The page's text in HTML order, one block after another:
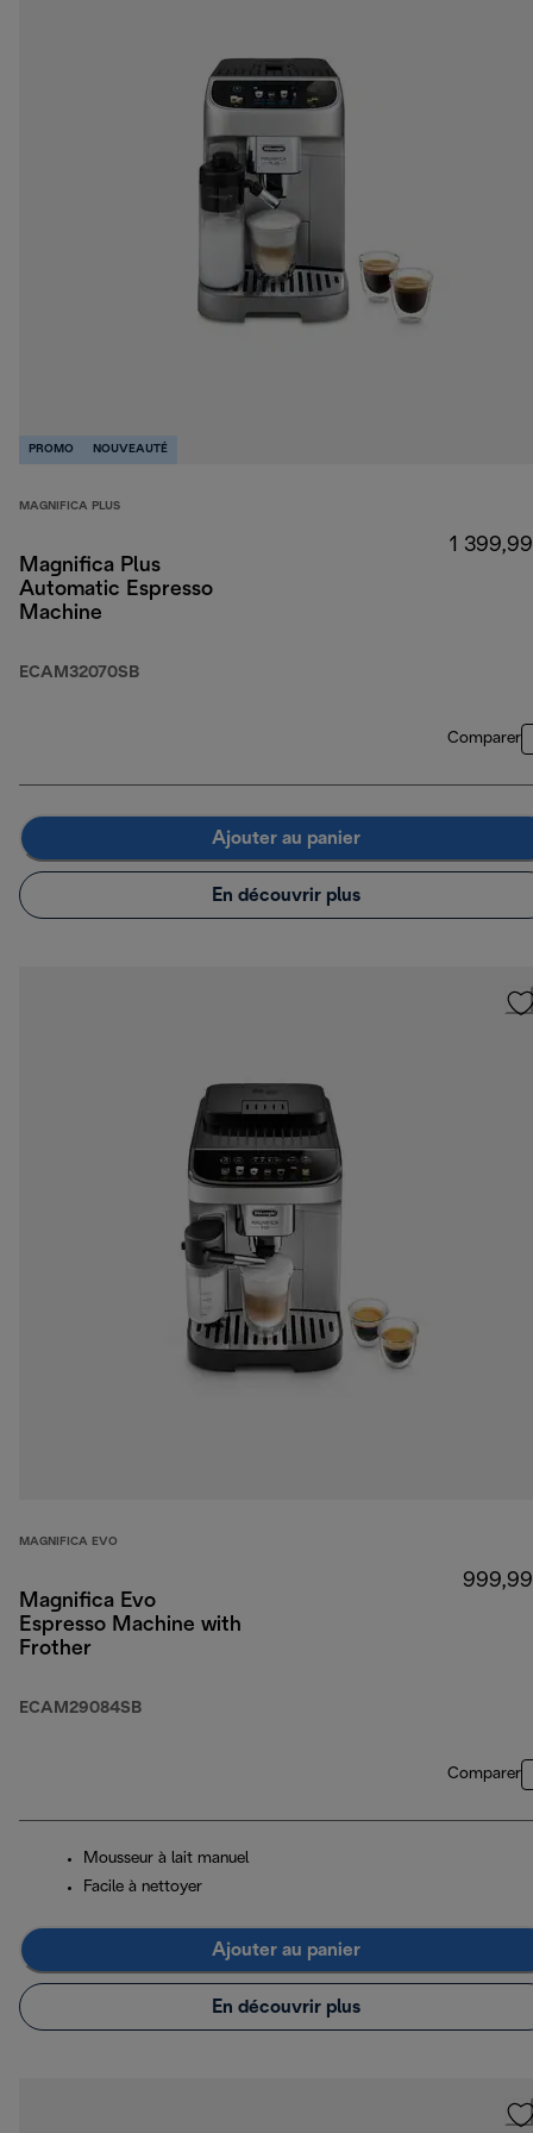
PROMO NOUVEAUTÉ
MAGNIFICA PLUS
Magnifica Plus
Automatic Espresso
Machine
ECAM32070SB
1
Comparer
Ajouter au panier
En découvrir plus
MAGNIFICA EVO
Magnifica Evo
Espresso Machine with
Frother
ECAM29084SB
Comparer
Mousseur à lait manuel
Facile à nettoyer
Ajouter au panier
En découvrir plus